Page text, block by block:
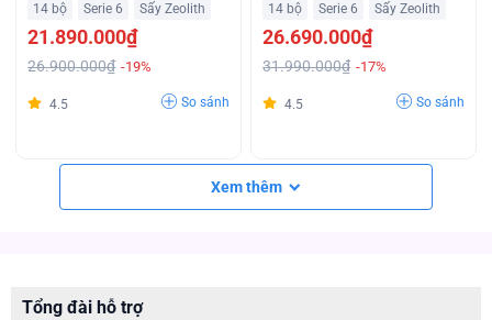
14 bộ Serie 6 Sấy Zeolith
21.890.000₫
26.900.000₫ -19%
4.5 So sánh
Không Tưởng
14 bộ Serie 6 Sấy Zeolith
26.690.000₫
31.990.000₫ -17%
4.5 So sánh
Xem thêm
Tổng đài hỗ trợ